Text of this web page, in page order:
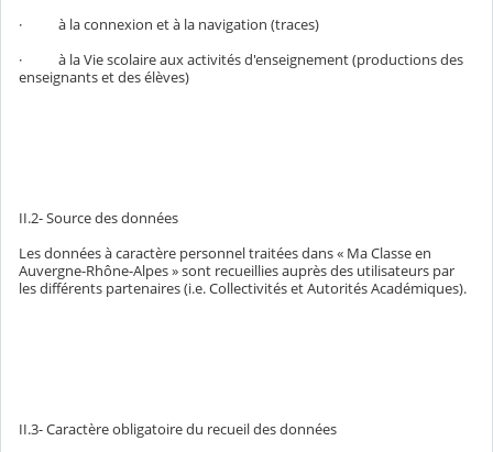
· à la connexion et à la navigation (traces)
· à la Vie scolaire aux activités d'enseignement (productions des
enseignants et des élèves)
II.2- Source des données
Les données à caractère personnel traitées dans « Ma Classe en
Auvergne-Rhône-Alpes » sont recueillies auprès des utilisateurs par
les différents partenaires (i.e. Collectivités et Autorités Académiques).
II.3- Caractère obligatoire du recueil des données